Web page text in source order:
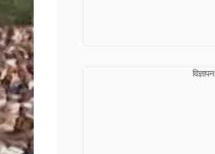
विज्ञापन